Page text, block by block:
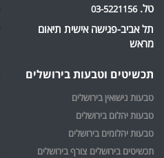
טל. 03-5221156
תל אביב-פגישה אישית תיאום
מראש
תכשיטים וטבעות בירושלים
טבעות נישואין בירושלים
טבעות יהלום בירושלים
טבעות יהלומים בירושלים
תכשיטים בירושלים צורף בירושלים